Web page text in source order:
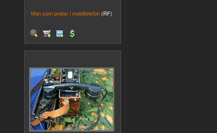
Man som pratar i mobiltelefon (RF)